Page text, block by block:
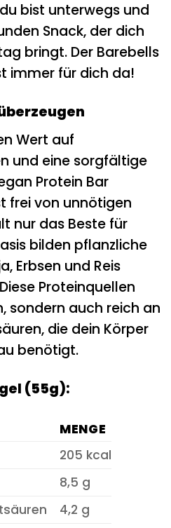
bist unterwegs und
Snack, der dich
bringt. Der Barebells
immer für dich da!
Wert auf
und eine sorgfältige
Protein Bar
frei von unnötigen
nur das Beste für
bilden pflanzliche
Erbsen und Reis
Proteinquellen
sondern auch reich an
die dein Körper
benötigt.
(55g):
MENGE
205 kcal
8,5 g
4,2 g